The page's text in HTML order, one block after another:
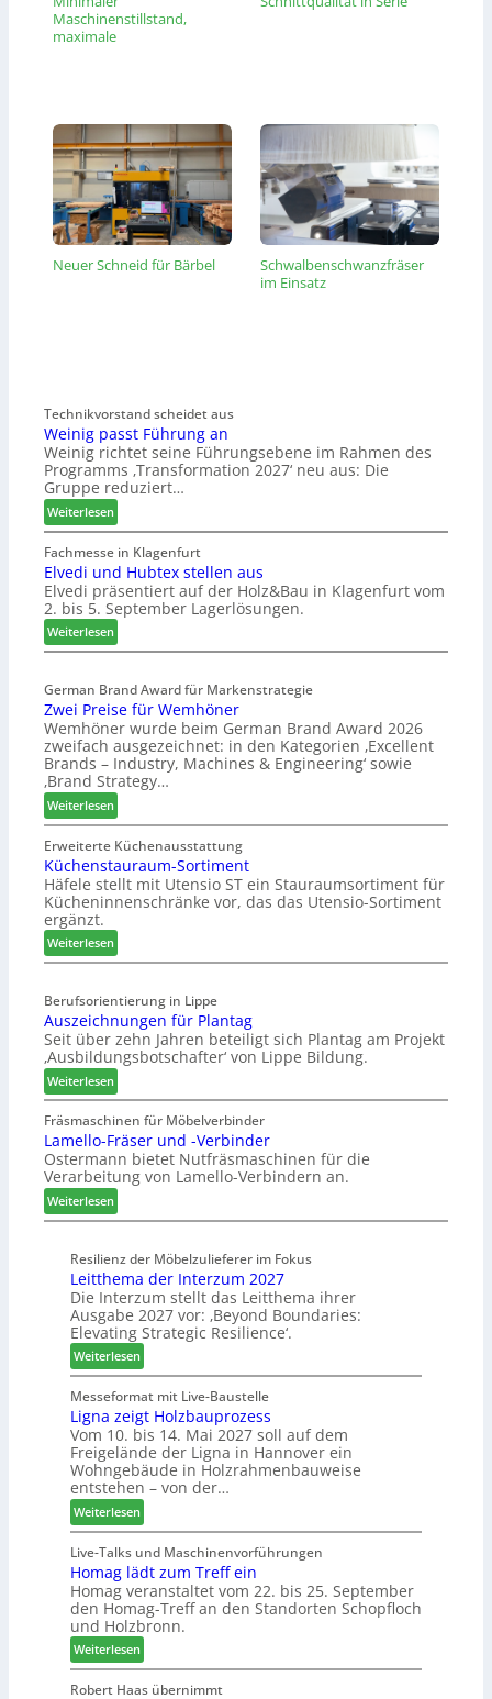
Maschinenstillstand,
maximale
Neuer Schneid für Bärbel
Schwalbenschwanzfräser
im Einsatz
Technikvorstand scheidet aus
Weinig passt Führung an
Weinig richtet seine Führungsebene im Rahmen des
Programms ‚Transformation 2027‘ neu aus: Die
Gruppe reduziert…
Weiterlesen:
W
e
i
n
i
p
s
s
t
F
ü
h
r
u
n
g
a
n
Fachmesse in Klagenfurt
Elvedi und Hubtex stellen aus
Elvedi präsentiert auf der Holz&Bau in Klagenfurt vom
2. bis 5. September Lagerlösungen.
Weiterlesen:
E
v
e
d
i
u
n
d
H
u
b
t
e
x
s
t
l
e
n
a
u
s
German Brand Award für Markenstrategie
Zwei Preise für Wemhöner
Wemhöner wurde beim German Brand Award 2026
zweifach ausgezeichnet: in den Kategorien ‚Excellent
Brands – Industry, Machines & Engineering‘ sowie
‚Brand Strategy…
Weiterlesen:
Z
w
e
i
P
e
i
e
f
ü
r
W
e
m
h
ö
n
e
r
Erweiterte Küchenausstattung
Küchenstauraum-Sortiment
Häfele stellt mit Utensio ST ein Stauraumsortiment für
Kücheninnenschränke vor, das das Utensio-Sortiment
ergänzt.
Weiterlesen:
K
c
h
e
n
s
t
a
u
r
a
u
m
S
o
r
t
i
m
e
n
t
Berufsorientierung in Lippe
Auszeichnungen für Plantag
Seit über zehn Jahren beteiligt sich Plantag am Projekt
‚Ausbildungsbotschafter‘ von Lippe Bildung.
Weiterlesen:
A
u
s
z
e
c
n
u
n
g
e
n
f
ü
r
P
l
a
n
t
a
g
Fräsmaschinen für Möbelverbinder
Lamello-Fräser und -Verbinder
Ostermann bietet Nutfräsmaschinen für die
Verarbeitung von Lamello-Verbindern an.
Weiterlesen:
L
m
e
l
l
o
-
F
r
ä
s
e
r
u
n
d
-
V
e
r
b
i
n
d
Resilienz der Möbelzulieferer im Fokus
Leitthema der Interzum 2027
Die Interzum stellt das Leitthema ihrer
Ausgabe 2027 vor: ‚Beyond Boundaries:
Elevating Strategic Resilience‘.
Weiterlesen:
L
e
i
t
t
h
e
m
a
d
e
r
I
n
t
e
r
Messeformat mit Live-Baustelle
Ligna zeigt Holzbauprozess
Vom 10. bis 14. Mai 2027 soll auf dem
Freigelände der Ligna in Hannover ein
Wohngebäude in Holzrahmenbauweise
entstehen – von der…
Weiterlesen:
L
i
g
n
a
z
e
i
g
Live-Talks und Maschinenvorführungen
Homag lädt zum Treff ein
Homag veranstaltet vom 22. bis 25. September
den Homag-Treff an den Standorten Schopfloch
und Holzbronn.
Weiterlesen:
H
o
Robert Haas übernimmt